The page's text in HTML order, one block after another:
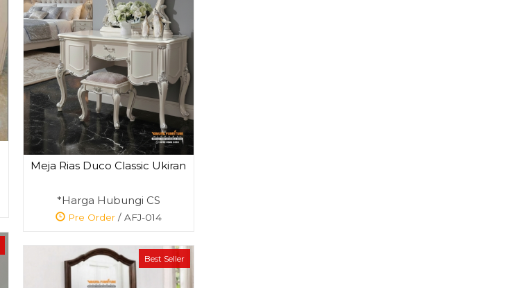
Meja Rias Duco Classic Ukiran
*Harga Hubungi CS
Pre Order/ AFJ-014
Best Seller